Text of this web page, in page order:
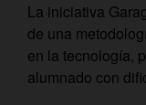
La iniciativa
de una
en la tecnología,
alumnado con